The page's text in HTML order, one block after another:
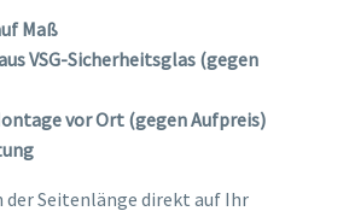
Maß
VSG-Sicherheitsglas (gegen
vor Ort (gegen Aufpreis)
der Seitenlänge direkt auf Ihr